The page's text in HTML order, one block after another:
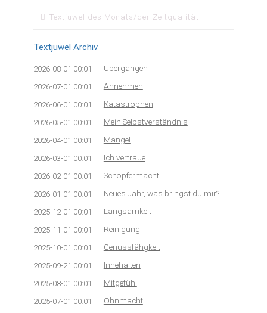
Textjuwel des Monats/der Zeitqualität
Textjuwel Archiv
2026-08-01 00:01 Übergangen
2026-07-01 00:01 Annehmen
2026-06-01 00:01 Katastrophen
2026-05-01 00:01 Mein Selbstverständnis
2026-04-01 00:01 Mangel
2026-03-01 00:01 Ich vertraue
2026-02-01 00:01 Schöpfermacht
2026-01-01 00:01 Neues Jahr, was bringst du mir?
2025-12-01 00:01 Langsamkeit
2025-11-01 00:01 Reinigung
2025-10-01 00:01 Genussfähgkeit
2025-09-21 00:01 Innehalten
2025-08-01 00:01 Mitgefühl
2025-07-01 00:01 Ohnmacht